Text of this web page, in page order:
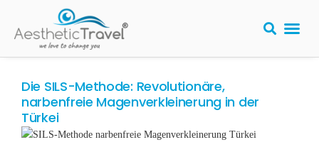
Die SILS-Methode: Revolutionäre,
narbenfreie Magenverkleinerung in der
Türkei